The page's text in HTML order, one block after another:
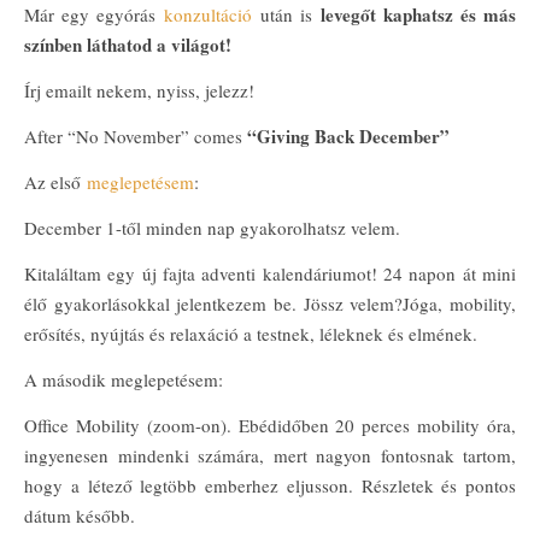
Már egy egyórás konzultáció után is levegőt kaphatsz és más
színben láthatod a világot!
Írj emailt nekem, nyiss, jelezz!
After “No November” comes “Giving Back December”
Az első meglepetésem:
December 1-től minden nap gyakorolhatsz velem.
Kitaláltam egy új fajta adventi kalendáriumot! 24 napon át mini
élő gyakorlásokkal jelentkezem be. Jössz velem?Jóga, mobility,
erősítés, nyújtás és relaxáció a testnek, léleknek és elmének.
A második meglepetésem:
Office Mobility (zoom-on). Ebédidőben 20 perces mobility óra,
ingyenesen mindenki számára, mert nagyon fontosnak tartom,
hogy a létező legtöbb emberhez eljusson. Részletek és pontos
dátum később.